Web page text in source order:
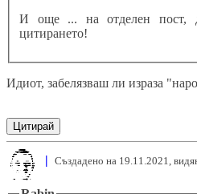
И още ... на отделен пост,
цитирането!
Идиот, забелязваш ли израза
Цитирай
| Създадено на 19.11.2021,